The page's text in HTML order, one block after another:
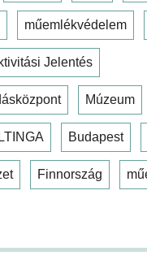
műemlékvédelem
Jelentés
Múzeum
Budapest
Finnország